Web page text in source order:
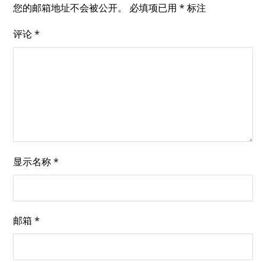
您的邮箱地址不会被公开。 必填项已用* 标注
评论*
显示名称*
邮箱*